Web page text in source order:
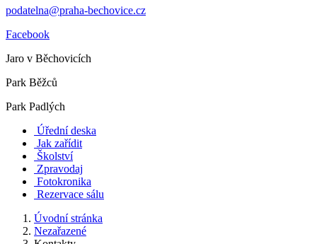
podatelna@praha-bechovice.cz
Facebook
Jaro v Běchovicích
Park Běžců
Park Padlých
Úřední deska
Jak zařídit
Školství
Zpravodaj
Fotokronika
Rezervace sálu
Úvodní stránka
Nezařazené